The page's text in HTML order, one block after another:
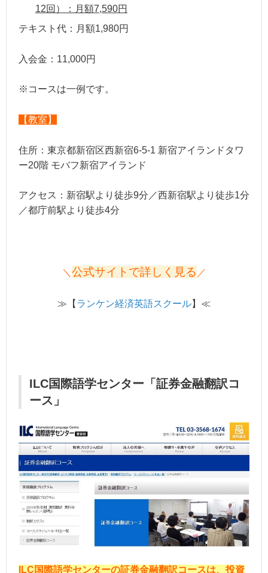
12回）：月額7,590円
テキスト代：月額1,980円
入会金：11,000円
※コースは一例です。
【教室】
住所：東京都新宿区西新宿6-5-1 新宿アイランドタワ
ー20階 モバフ新宿アイランド
アクセス：新宿駅より徒歩9分／西新宿駅より徒歩1分
／都庁前駅より徒歩4分
＼ 公式サイトで詳しく見る ／
≫【 ランケン経済英語スクール】≪
ILC国際語学センター「証券金融翻訳コ
ース」
ILC国際語学センターの証券金融翻訳コースは、投資